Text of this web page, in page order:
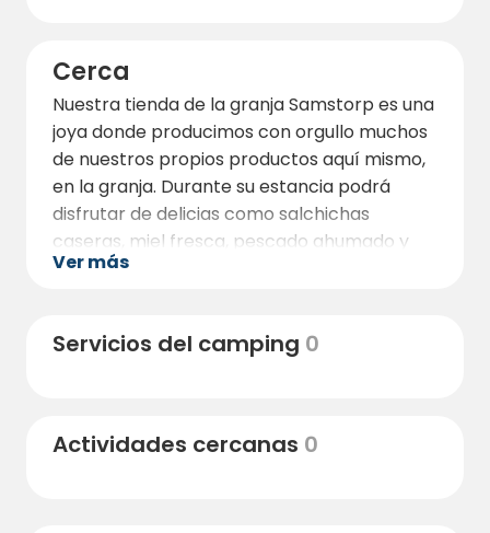
Cerca
Nuestra tienda de la granja Samstorp es una
joya donde producimos con orgullo muchos
de nuestros propios productos aquí mismo,
en la granja. Durante su estancia podrá
disfrutar de delicias como salchichas
caseras, miel fresca, pescado ahumado y
otras exquisiteces. Para garantizar la
propio matadero.
diversos eventos en la granja con artistas de
Ver más
Servicios del camping 0
Actividades cercanas 0